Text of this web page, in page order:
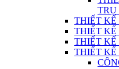
TRỤ
THIẾT KẾ
THIẾT KẾ
THIẾT
THIẾT